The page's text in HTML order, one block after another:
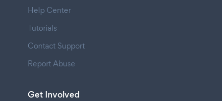
Help Center
Tutorials
Contact Support
Report Abuse
Get Involved